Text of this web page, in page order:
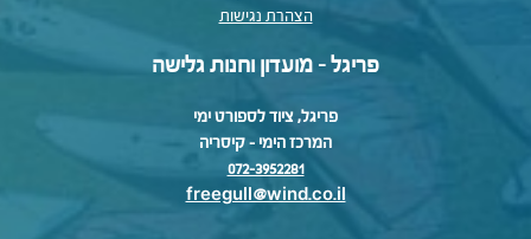
הצהרת נגישות
פריגל - מועדון וחנות גלישה
פריגל, ציוד לספורט ימי
המרכז הימי – קיסריה
072-3952281
freegull@wind.co.il